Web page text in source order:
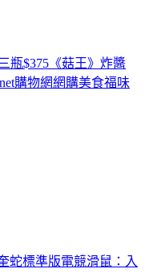
瓶$375《菇王》炸醬
購物網網購美食福味
蛇標準版電競滑鼠：入